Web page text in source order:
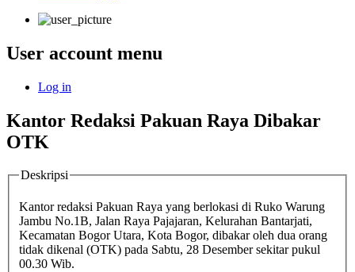
User account menu
Log in
Kantor Redaksi Pakuan Raya Dibakar
OTK
Deskripsi
Kantor redaksi Pakuan Raya yang berlokasi di Ruko Warung
Jambu No.1B, Jalan Raya Pajajaran, Kelurahan Bantarjati,
Kecamatan Bogor Utara, Kota Bogor, dibakar oleh dua orang
tidak dikenal (OTK) pada Sabtu, 28 Desember sekitar pukul
00.30 Wib.